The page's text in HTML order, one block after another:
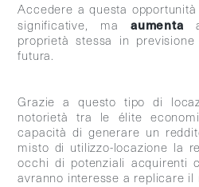
Accedere a questa
significative, ma aumenta
proprietà stessa in previsione
futura.
Grazie a questo tipo di
notorietà tra le élite
capacità di generare un
misto di utilizzo-locazione la
occhi di potenziali acquirenti
avranno interesse a replicare il